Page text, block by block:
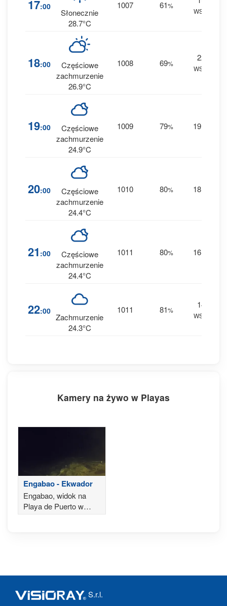
17:00
Słonecznie
28.7°C
1007 61%
WSW
18:00
Częściowe
zachmurzenie
26.9°C
1008 69%
22
WSW
19:00
Częściowe
zachmurzenie
24.9°C
1009 79% 19
20:00
Częściowe
zachmurzenie
24.4°C
1010 80% 18
21 :00
Częściowe
zachmurzenie
24.4°C
1011 80% 16
22:00
Zachmurzenie
24.3°C
1011 81%
14
WSW
Kamery na żywo w Playas
Engabao - Ekwador
Engabao, widok na
Playa de Puerto w
Ekwadorze
S.r.l.